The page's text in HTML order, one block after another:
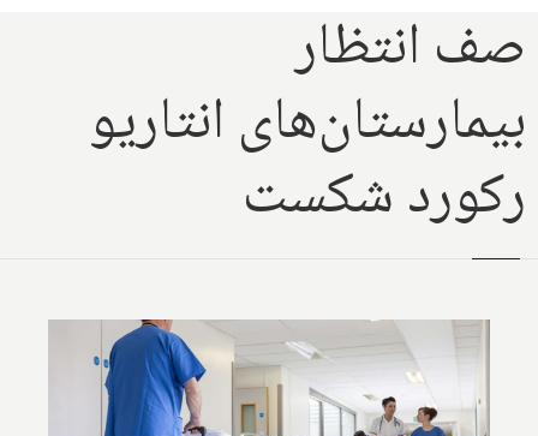
صف انتظار
بیمارستان‌های انتاریو
رکورد شکست